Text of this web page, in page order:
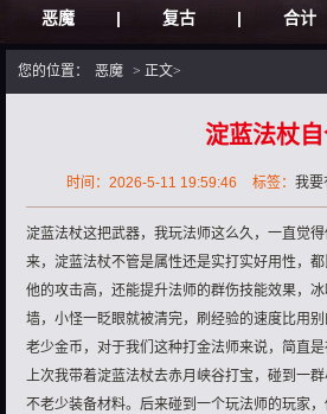
恶魔 | 复古 | 合计
您的位置： 恶魔 > 正文>
淀蓝法杖
时间：2026-5-11 19:59:46 标签： 我要
淀蓝法杖这把武器，我玩法师这么久，一直觉
来，淀蓝法杖不管是属性还是实打实好用性，
他的攻击高，还能提升法师的群伤技能效果，
墙，小怪一眨眼就被清完，刷经验的速度比用
老少金币，对于我们这种打金法师来说，简直是
上次我带着淀蓝法杖去赤月峡谷打宝，碰到一
不老少装备材料。后来碰到一个玩法师的玩家